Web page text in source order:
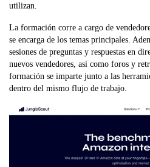
utilizan.
La formación corre a cargo de
se encarga de los temas principales.
sesiones de preguntas y respuestas en
nuevos vendedores, así como foros y
formación se imparte junto a las
dentro del mismo flujo de trabajo.